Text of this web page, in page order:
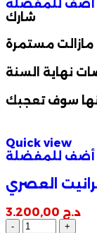
أضف للمفضلة
شارك
مازالت مستمرة
نهاية السنة
سوف تعجبك
Quick view
أضف للمفضلة
العصري
د.ج